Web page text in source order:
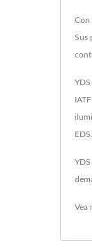
Con
Sus
Vea